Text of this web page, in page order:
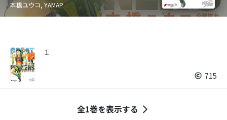
本橋ユウコ, YAMAP
１
715
全1巻を表示する